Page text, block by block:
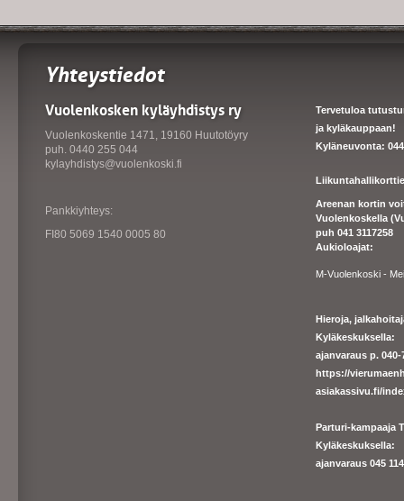
Yhteystiedot
Vuolenkosken kyläyhdistys ry
Vuolenkoskentie 1471, 19160 Huutotöyry
puh. 0440 255 044
kylayhdistys@vuolenkoski.fi
Pankkiyhteys:
FI80 5069 1540 0005 80
Tervetuloa
ja kyläkauppaan!
Kyläneuvonta: 044
Areenan kortin
Vuolenkoskella
puh 041 3117258
Aukioloajat:
M-Vuolenkoski -
Hieroja,
Kyläkeskuksella:
ajanvaraus p.
https://
asiakassivu.fi/
Parturi-kampaaja
Kyläkeskuksella:
ajanvaraus 045